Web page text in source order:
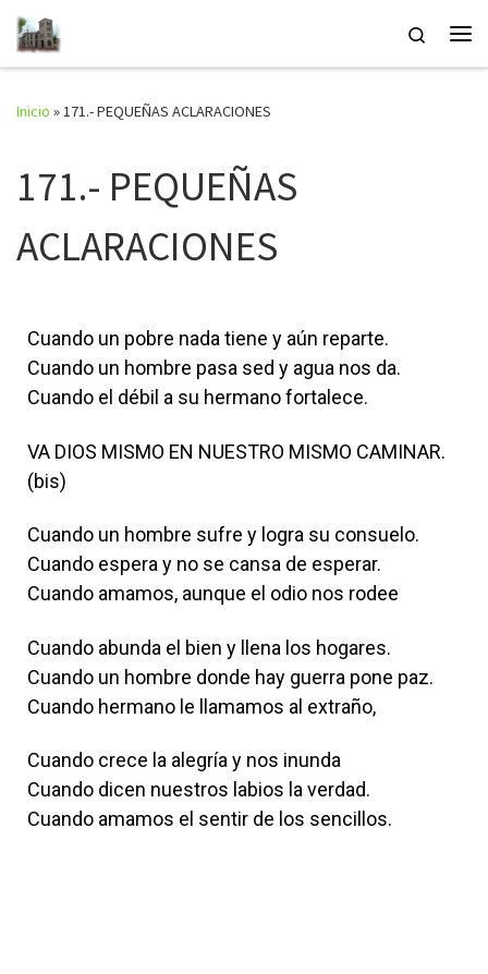
Saltar al contenido Search
Inicio »171.- PEQUEÑAS ACLARACIONES
171.- PEQUEÑAS
ACLARACIONES
Cuando un pobre nada tiene y aún reparte.
Cuando un hombre pasa sed y agua nos da.
Cuando el débil a su hermano fortalece.
VA DIOS MISMO EN NUESTRO MISMO CAMINAR.
(bis)
Cuando un hombre sufre y logra su consuelo.
Cuando espera y no se cansa de esperar.
Cuando amamos, aunque el odio nos rodee
Cuando abunda el bien y llena los hogares.
Cuando un hombre donde hay guerra pone paz.
Cuando hermano le llamamos al extraño,
Cuando crece la alegría y nos inunda
Cuando dicen nuestros labios la verdad.
Cuando amamos el sentir de los sencillos.